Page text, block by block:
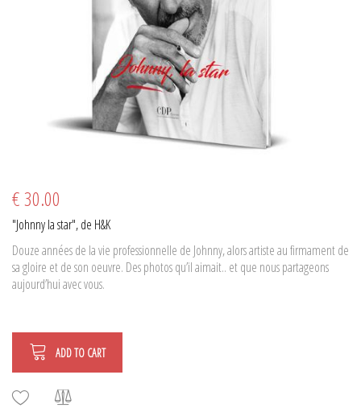
€ 30.00
"Johnny la star", de H&K
Douze années de la vie professionnelle de Johnny, alors artiste au firmament de
sa gloire et de son oeuvre. Des photos qu’il aimait.. et que nous partageons
aujourd’hui avec vous.
ADD TO CART